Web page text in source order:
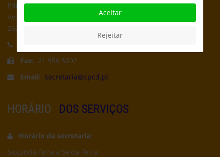
Edifício CPCD
Av. Póvoa de Dom Martinho
2625-235 Póvoa de Santa Iria
Fax: 21 956 5692
Email: secretaria@cpcd.pt
HORÁRIO DOS SERVIÇOS
Horário da secretaria:
Segunda-feira a Sexta-feira:
Aceitar
Rejeitar